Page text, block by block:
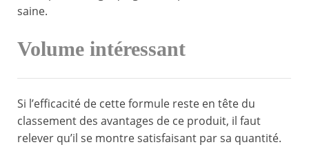
saine.
Volume intéressant
Si l’efficacité de cette formule reste en tête du
classement des avantages de ce produit, il faut
relever qu’il se montre satisfaisant par sa quantité.